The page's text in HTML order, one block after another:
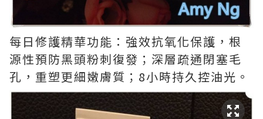
每日修護精華功能：強效抗氧化保護，根
源性預防黑頭粉刺復發；深層疏通閉塞毛
孔，重塑更細嫩膚質；8小時持久控油光。